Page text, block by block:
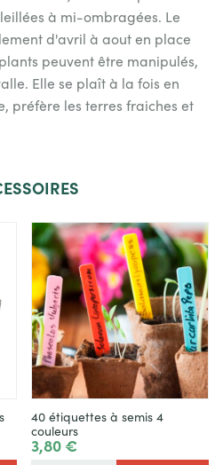
à mi-ombragées. Le
d'avril à aout en place
peuvent être manipulés,
Elle se plaît à la fois en
préfère les terres fraiches et
40 étiquettes à semis 4
couleurs
3,80 €